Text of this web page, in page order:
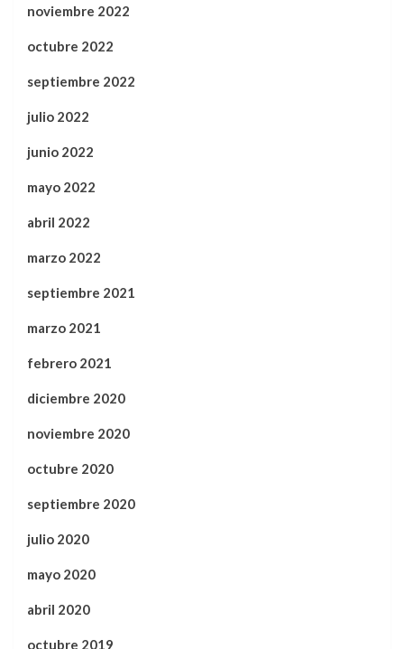
noviembre 2022
octubre 2022
septiembre 2022
julio 2022
junio 2022
mayo 2022
abril 2022
marzo 2022
septiembre 2021
marzo 2021
febrero 2021
diciembre 2020
noviembre 2020
octubre 2020
septiembre 2020
julio 2020
mayo 2020
abril 2020
octubre 2019